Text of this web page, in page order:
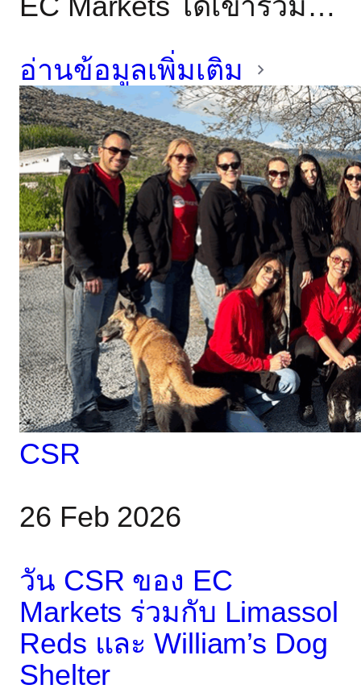
ของเป้าหมายที่เราตั้งใจไว้
ในการดูแลประเทศที่เรา
ดำเนินธุรกิจอยู่”
งานกาล่าค็อกเทลการกุศล
Right to Hope ที่เมืองลีมา
ซอล ประเทศไซปรัส โดย
ภูมิใจที่ได้เป็นผู้สนับสนุน
ระดับแพลตตินัมของงานนี้
งานจัดขึ้นใจกลางเมืองใน
ช่วงเย็น มีแขกเข้าร่วม
ประมาณ 60 ถึง 70 คน
รวมถึงผู้สนับสนุน สมาชิก
ชุมชน และพันธมิตรจาก
ทั่วไซปรัส ทุกคนรวมตัว
กันด้วยความมุ่งมั่นร่วมกัน
อ่านข้อมูลเพิ่มเติม
CSR
26 Feb 2026
วัน CSR ของ EC
Markets ร่วมกับ Limassol
Reds และ William’s Dog
Shelter